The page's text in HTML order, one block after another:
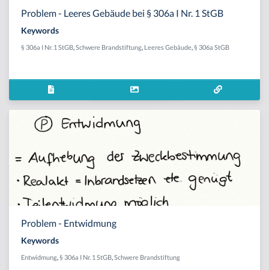
Problem - Leeres Gebäude bei § 306a I Nr. 1 StGB
Keywords
§ 306a I Nr. 1 StGB Schwere Brandstiftung Leeres Gebäude § 306a StGB
Problem - Entwidmung
Keywords
Entwidmung § 306a I Nr. 1 StGB Schwere Brandstiftung